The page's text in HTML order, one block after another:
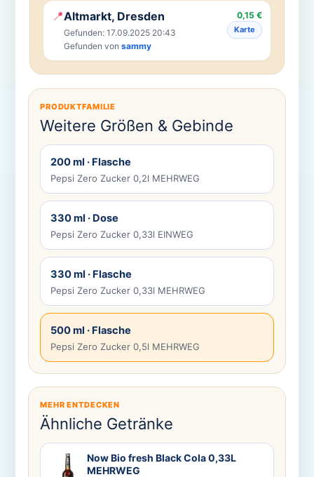
📍Altmarkt, Dresden
Gefunden: 17.09.2025 20:43
Gefunden von sammy
0,15 €
Karte
PRODUKTFAMILIE
Weitere Größen & Gebinde
200 ml · Flasche
Pepsi Zero Zucker 0,2l MEHRWEG
330 ml · Dose
Pepsi Zero Zucker 0,33l EINWEG
330 ml · Flasche
Pepsi Zero Zucker 0,33l MEHRWEG
500 ml · Flasche
Pepsi Zero Zucker 0,5l MEHRWEG
MEHR ENTDECKEN
Ähnliche Getränke
Now Bio fresh Black Cola 0,33L
MEHRWEG